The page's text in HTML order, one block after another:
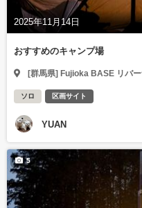
2025年11月14日
おすすめのキャンプ場
[群馬県] Fujioka BASE リバ
ソロ 区画サイト
YUAN
5